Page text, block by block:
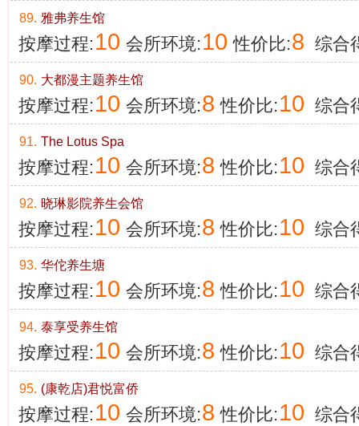
89. 雅弗养生馆
按摩过程: 10 会所环境: 10 性价比:8 综合
90. 大都漫主题养生馆
按摩过程: 10 会所环境:8 性价比: 10 综合
91. The Lotus Spa
按摩过程: 10 会所环境:8 性价比: 10 综合
92. 晓琳影院养生会馆
按摩过程: 10 会所环境:8 性价比: 10 综合
93. 华佗养生塘
按摩过程: 10 会所环境:8 性价比: 10 综合
94. 泰享受养生馆
按摩过程: 10 会所环境:8 性价比: 10 综合
95. (康乾店)君悦富侨
按摩过程: 10 会所环境:8 性价比: 10 综合